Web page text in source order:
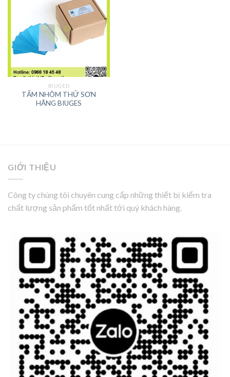
BIUGED
TẤM NHÔM THỬ SƠN
HÃNG BIUGES
GIỚI THIỆU
Công ty chúng tôi chuyên cung cấp những thiết bị kiểm tra
chất lượng sản phẩm tốt nhất tới quý khách hàng.